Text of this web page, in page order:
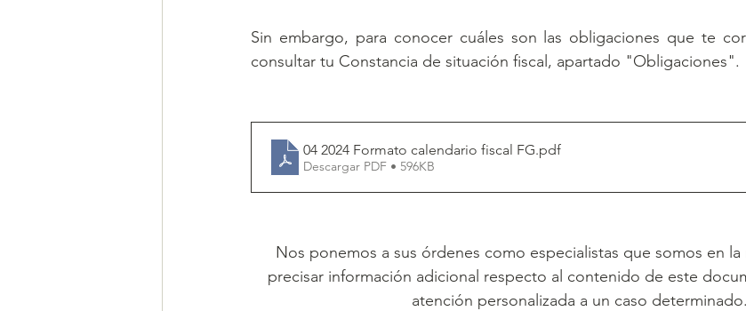
Sin embargo, para conocer cuáles son las obligaciones que te
consultar tu Constancia de situación fiscal, apartado "Obligaciones".
04 2024 Formato calendario fiscal FG.pdf
Descargar PDF • 596KB
Nos ponemos a sus órdenes como especialistas que somos en
precisar información adicional respecto al contenido de este
atención personalizada a un caso determinado.